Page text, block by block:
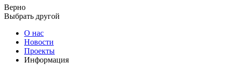
Верно
Выбрать другой
О нас
Новости
Проекты
Информация